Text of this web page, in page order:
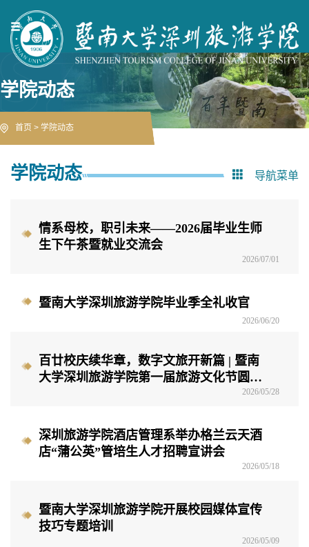
学院动态
首页 > 学院动态
学院动态 导航菜单
情系母校，职引未来——2026届毕业生师
生下午茶暨就业交流会
2026/07/01
暨南大学深圳旅游学院毕业季全礼收官
2026/06/20
百廿校庆续华章，数字文旅开新篇 | 暨南
大学深圳旅游学院第一届旅游文化节圆满
2026/05/28
深圳旅游学院酒店管理系举办格兰云天酒
店“蒲公英”管培生人才招聘宣讲会
2026/05/18
暨南大学深圳旅游学院开展校园媒体宣传
技巧专题培训​
2026/05/09